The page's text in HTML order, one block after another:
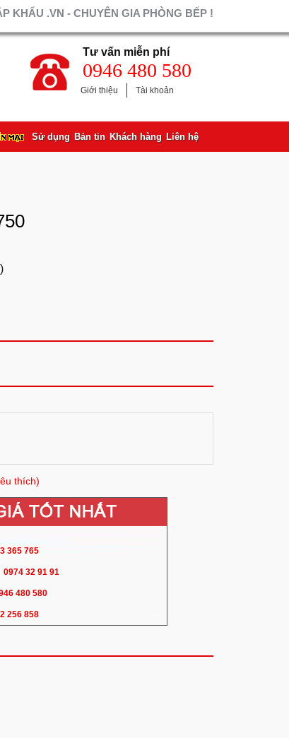
KHẨU .VN - CHUYÊN GIA PHÒNG BẾP !
Tư vấn miễn phí
0946 480 580
Giới thiệu Tài khoản
Sử dụng Bản tin Khách hàng Liên hệ
)
thích)
365 765
0974 32 91 91
480 580
256 858